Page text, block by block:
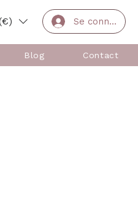
Se connecter
Blog Contact